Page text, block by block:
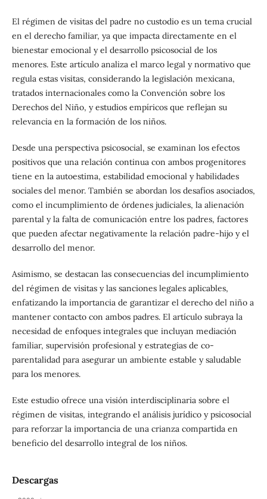
El régimen de visitas del padre no custodio es un tema crucial
en el derecho familiar, ya que impacta directamente en el
bienestar emocional y el desarrollo psicosocial de los
menores. Este artículo analiza el marco legal y normativo que
regula estas visitas, considerando la legislación mexicana,
tratados internacionales como la Convención sobre los
Derechos del Niño, y estudios empíricos que reflejan su
relevancia en la formación de los niños.
Desde una perspectiva psicosocial, se examinan los efectos
positivos que una relación continua con ambos progenitores
tiene en la autoestima, estabilidad emocional y habilidades
sociales del menor. También se abordan los desafíos asociados,
como el incumplimiento de órdenes judiciales, la alienación
parental y la falta de comunicación entre los padres, factores
que pueden afectar negativamente la relación padre-hijo y el
desarrollo del menor.
Asimismo, se destacan las consecuencias del incumplimiento
del régimen de visitas y las sanciones legales aplicables,
enfatizando la importancia de garantizar el derecho del niño a
mantener contacto con ambos padres. El artículo subraya la
necesidad de enfoques integrales que incluyan mediación
familiar, supervisión profesional y estrategias de co-
parentalidad para asegurar un ambiente estable y saludable
para los menores.
Este estudio ofrece una visión interdisciplinaria sobre el
régimen de visitas, integrando el análisis jurídico y psicosocial
para reforzar la importancia de una crianza compartida en
beneficio del desarrollo integral de los niños.
Descargas